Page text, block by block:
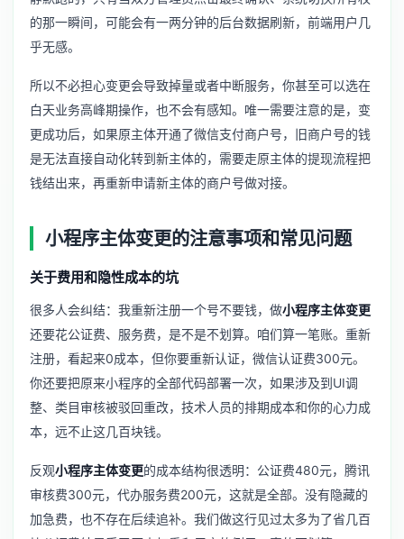
的那一瞬间，可能会有一两分钟的后台数据刷新，前端用户几
乎无感。
所以不必担心变更会导致掉量或者中断服务，你甚至可以选在
白天业务高峰期操作，也不会有感知。唯一需要注意的是，变
更成功后，如果原主体开通了微信支付商户号，旧商户号的钱
是无法直接自动化转到新主体的，需要走原主体的提现流程把
钱结出来，再重新申请新主体的商户号做对接。
小程序主体变更的注意事项和常见问题
关于费用和隐性成本的坑
很多人会纠结：我重新注册一个号不要钱，做小程序主体变更
还要花公证费、服务费，是不是不划算。咱们算一笔账。重新
注册，看起来0成本，但你要重新认证，微信认证费300元。
你还要把原来小程序的全部代码部署一次，如果涉及到UI调
整、类目审核被驳回重改，技术人员的排期成本和你的心力成
本，远不止这几百块钱。
反观小程序主体变更的成本结构很透明：公证费480元，腾讯
审核费300元，代办服务费200元，这就是全部。没有隐藏的
加急费，也不存在后续追补。我们做这行见过太多为了省几百